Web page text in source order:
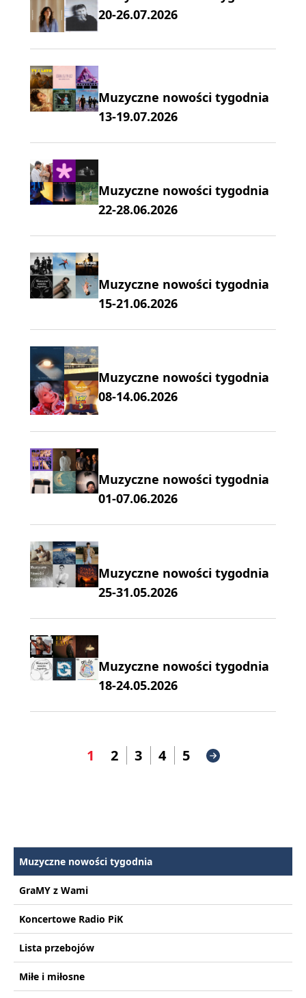
20-26.07.2026
Muzyczne nowości tygodnia
13-19.07.2026
Muzyczne nowości tygodnia
22-28.06.2026
Muzyczne nowości tygodnia
15-21.06.2026
Muzyczne nowości tygodnia
08-14.06.2026
Muzyczne nowości tygodnia
01-07.06.2026
Muzyczne nowości tygodnia
25-31.05.2026
Muzyczne nowości tygodnia
18-24.05.2026
1 2 3 4 5
Muzyczne nowości tygodnia
GraMY z Wami
Koncertowe Radio PiK
Lista przebojów
Miłe i miłosne